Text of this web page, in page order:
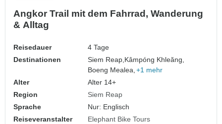
Angkor Trail mit dem Fahrrad, Wanderung
& Alltag
Reisedauer
4 Tage
Destinationen
Siem Reap,Kâmpóng Khleăng,
Boeng Mealea, +1 mehr
Alter
Alter 14+
Region
Siem Reap
Sprache
Nur: Englisch
Reiseveranstalter
Elephant Bike Tours